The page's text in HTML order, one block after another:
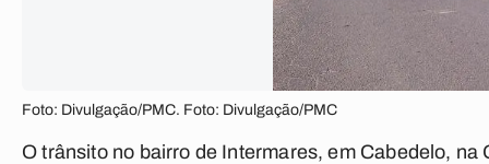
Foto: Divulgação/PMC. Foto: Divulgação/PMC
O trânsito no bairro de Intermares, em Cabedelo,